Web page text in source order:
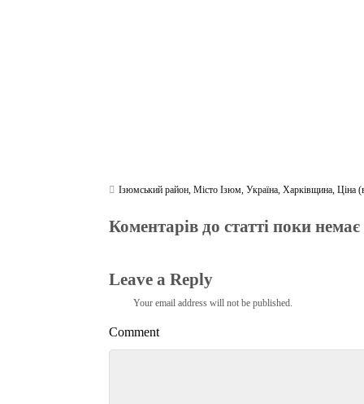
Ізюмський район,Місто Ізюм,Україна,Харківщина,Ціна
Коментарів до статті поки немає
Leave a Reply
Your email address will not be published.
Comment